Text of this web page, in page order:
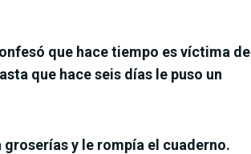
que hace tiempo es víctima de
que hace seis días le puso un
y le rompía el cuaderno.